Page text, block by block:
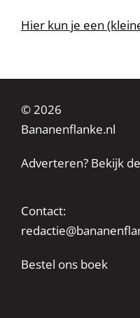
Hier kun je een
© 2026
Bananenflanke.nl
Adverteren? Bekijk
Contact:
Bestel ons boek